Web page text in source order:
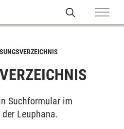
Suchformular im
Leuphana.